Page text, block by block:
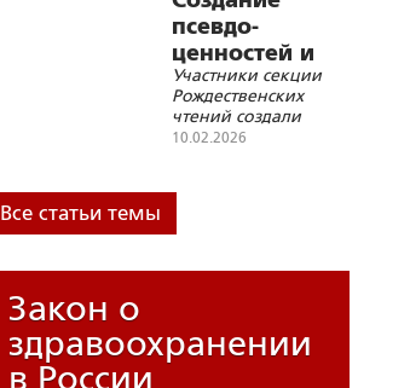
псевдо-
ценностей и
квази-
сакральностей
как вызов
эпохи
Участники секции
Рождественских
чтений создали
ретроспективную
10.02.2026
Все статьи темы
Закон о
здравоохранении
в России